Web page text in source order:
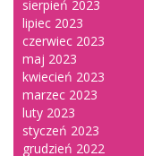
sierpień 2023
lipiec 2023
czerwiec 2023
maj 2023
kwiecień 2023
marzec 2023
luty 2023
styczeń 2023
grudzień 2022